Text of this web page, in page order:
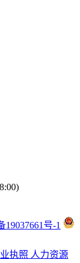
号-1
执照 人力资源